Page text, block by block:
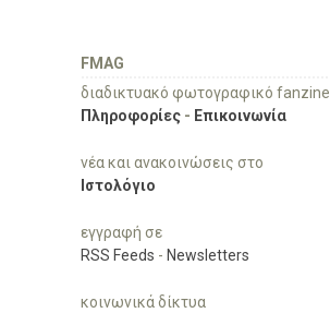
FMAG
διαδικτυακό φωτογραφικό fanzine
Πληροφορίες - Επικοινωνία
νέα και ανακοινώσεις στο
Ιστολόγιο
εγγραφή σε
RSS Feeds - Newsletters
κοινωνικά δίκτυα